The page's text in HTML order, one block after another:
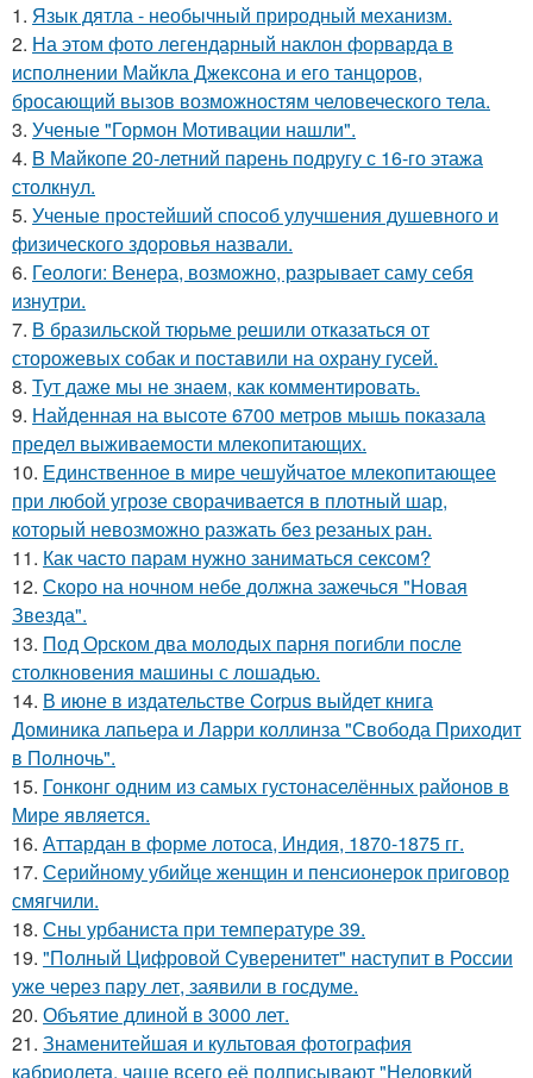
1. Язык дятла - необычный природный механизм.
2. На этом фото легендарный наклон форварда в
исполнении Майкла Джексона и его танцоров,
бросающий вызов возможностям человеческого тела.
3. Ученые "Гормон Мотивации нашли".
4. B Мaйкопе 20-летний парень подругу с 16-го этажа
столкнул.
5. Ученые простейший способ улучшения душевного и
физического здоровья назвали.
6. Геологи: Венера, возможно, разрывает саму себя
изнутри.
7. В бразильской тюрьме решили отказаться от
сторожевых собак и поставили на охрану гусей.
8. Тут даже мы не знаем, как комментировать.
9. Найденная на высоте 6700 метров мышь показала
предел выживаемости млекопитающих.
10. Единственное в мире чешуйчатое млекопитающее
при любой угрозе сворачивается в плотный шар,
который невозможно разжать без резаных ран.
11. Как часто парам нужно заниматься сексом?
12. Скоро на ночном небе должна зажечься "Новая
Звезда".
13. Под Орском два молодых парня погибли после
столкновения машины с лошадью.
14. В июне в издательстве Corpus выйдет книга
Доминика лапьера и Ларри коллинза "Свобода Приходит
в Полночь".
15. Гонконг одним из самых густонаселённых районов в
Мире является.
16. Аттардан в форме лотоса, Индия, 1870-1875 гг.
17. Серийному убийце женщин и пенсионерок приговор
смягчили.
18. Сны урбаниста при температуре 39.
19. "Полный Цифровой Суверенитет" наступит в России
уже через пару лет, заявили в госдуме.
20. Объятие длиной в 3000 лет.
21. Знаменитейшая и культовая фотография
кабриолета, чаще всего её подписывают "Неловкий